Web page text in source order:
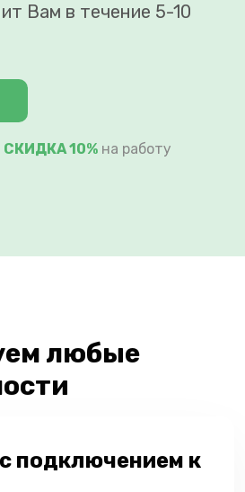
Вам в течение 5-10
СКИДКА 10% на работу
любые
подключением к